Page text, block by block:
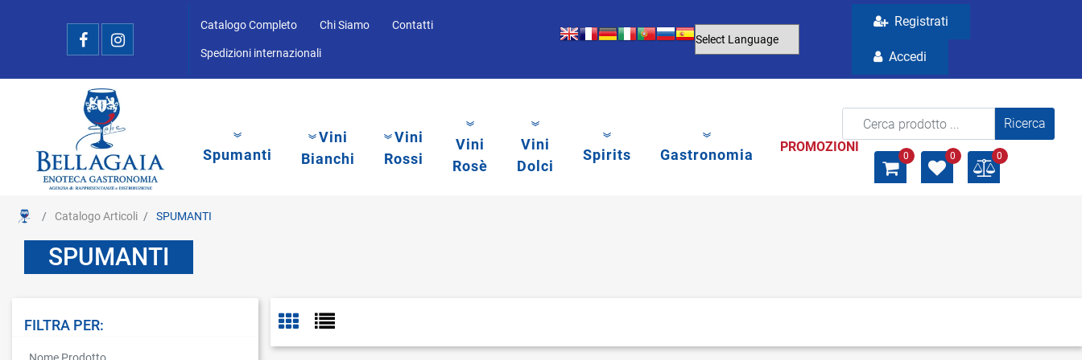
Catalogo Completo Chi Siamo Contatti
Spedizioni internazionali
Registrati
Accedi
Spumanti
Vini
Bianchi
Vini
Rossi
Vini
Rosè
Vini
Dolci
Spirits Gastronomia PROMOZIONI
La modifica di un filtro aggiorna
0 0 0
Catalogo Articoli SPUMANTI
SPUMANTI
FILTRA PER:
La modifica di un filtro aggiorna automaticamente gli altri filtri disponibili.